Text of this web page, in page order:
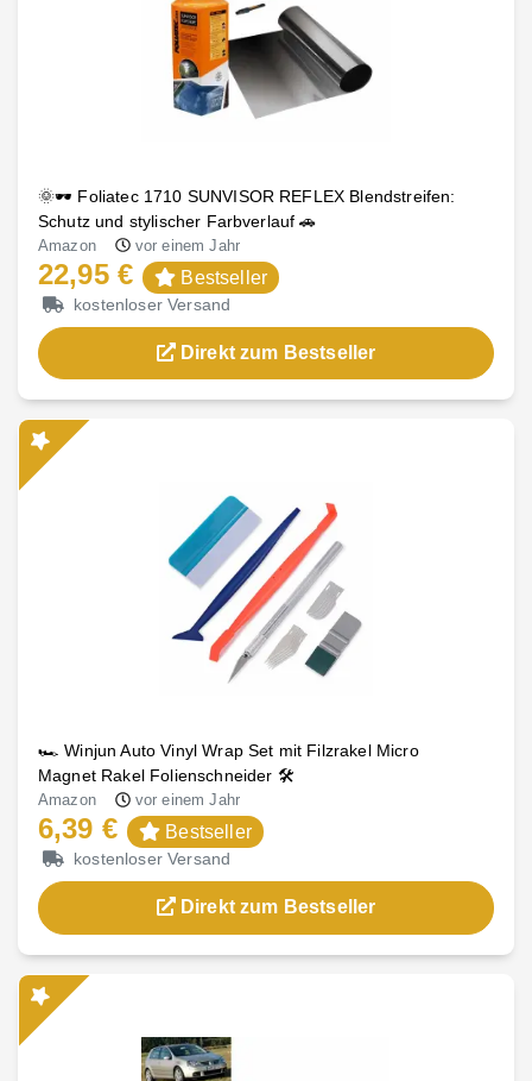
🌞🕶️ Foliatec 1710 SUNVISOR REFLEX Blendstreifen:
Schutz und stylischer Farbverlauf 🚗
Amazon vor einem Jahr
22,95 € Bestseller
kostenloser Versand
Direkt zum Bestseller
🏎️ Winjun Auto Vinyl Wrap Set mit Filzrakel Micro
Magnet Rakel Folienschneider 🛠️
Amazon vor einem Jahr
6,39 € Bestseller
kostenloser Versand
Direkt zum Bestseller